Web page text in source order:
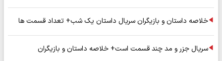
خلاصه داستان و بازیگران سریال داستان یک شب+ تعداد قسمت ها
سریال جزر و مد چند قسمت است+ خلاصه داستان و بازیگران